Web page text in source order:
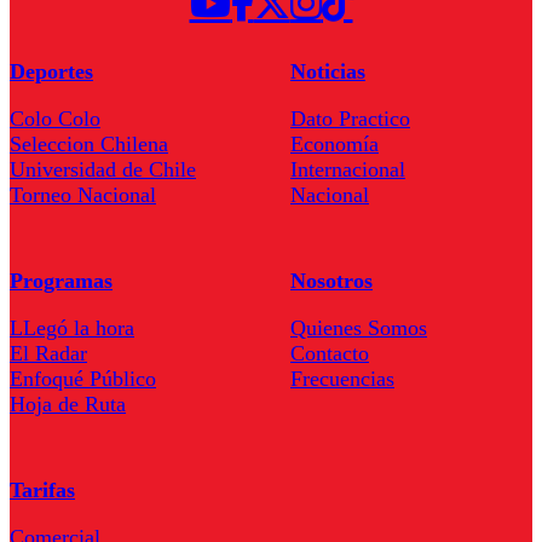
Deportes
Colo Colo
Seleccion Chilena
Universidad de Chile
Torneo Nacional
Noticias
Dato Practico
Economía
Internacional
Nacional
Programas
LLegó la hora
El Radar
Enfoqué Público
Hoja de Ruta
Nosotros
Quienes Somos
Contacto
Frecuencias
Tarifas
Comercial